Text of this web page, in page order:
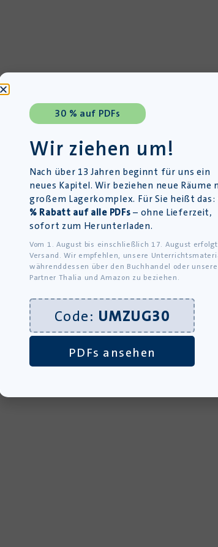
30 % auf PDFs
Wir ziehen um!
Nach über 13 Jahren beginnt für uns ein
neues Kapitel. Wir beziehen neue Räume
großem Lagerkomplex. Für Sie heißt das:
% Rabatt auf alle PDFs – ohne Lieferzeit,
sofort zum Herunterladen.
Vom 1. August bis einschließlich 17. August
Versand. Wir empfehlen, unsere
währenddessen über den Buchhandel oder unsere
Partner Thalia und Amazon zu beziehen.
Code: UMZUG30
PDFs ansehen